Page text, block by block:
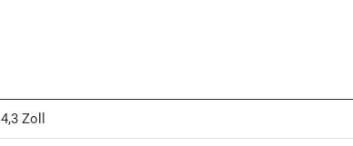
4,3 Zoll